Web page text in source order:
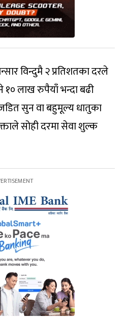
विन्दुमै २ प्रतिशतका दरले
१० लाख रुपैयाँ भन्दा बढी
सुन वा बहुमूल्य धातुका
सोही दरमा सेवा शुल्क